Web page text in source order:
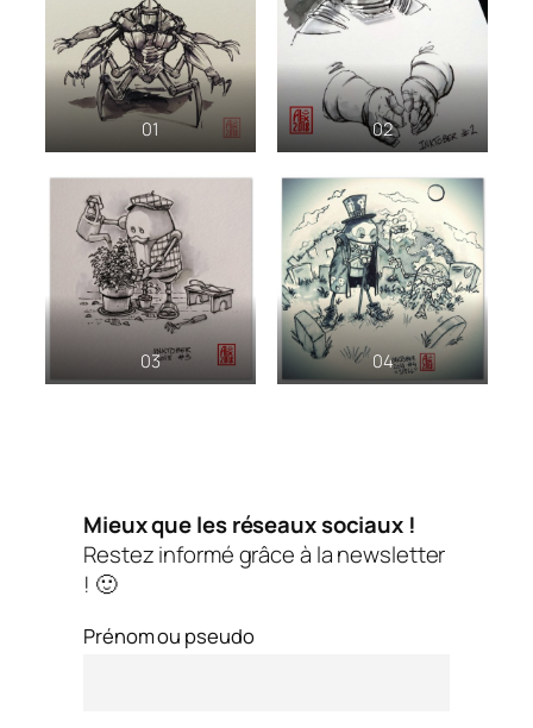
01 02
03 04
Mieux que les réseaux sociaux !
Restez informé grâce à la newsletter
! 🙂
Prénom ou pseudo